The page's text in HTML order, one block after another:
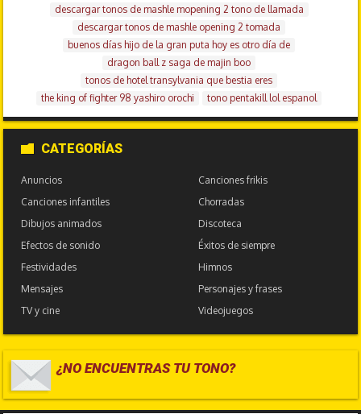
descargar tonos de mashle mopening 2 tono de llamada
descargar tonos de mashle opening 2 tomada
buenos días hijo de la gran puta hoy es otro día de
dragon ball z saga de majin boo
tonos de hotel transylvania que bestia eres
the king of fighter 98 yashiro orochi
tono pentakill lol espanol
CATEGORÍAS
Anuncios
Canciones frikis
Canciones infantiles
Chorradas
Dibujos animados
Discoteca
Efectos de sonido
Éxitos de siempre
Festividades
Himnos
Mensajes
Personajes y frases
TV y cine
Videojuegos
¿NO ENCUENTRAS TU TONO?